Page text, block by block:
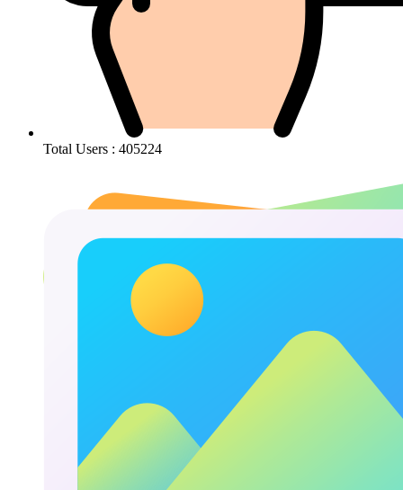
Total Users : 405224